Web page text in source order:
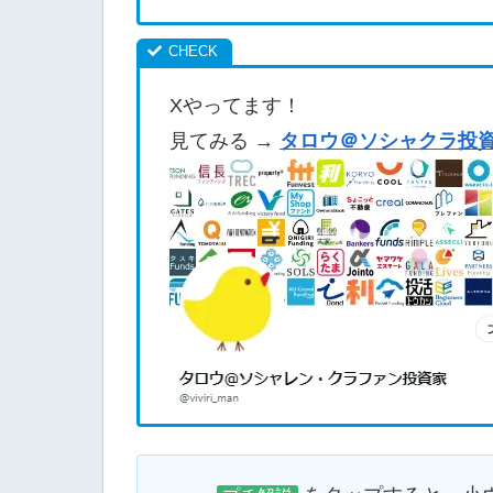
Xやってます！
見てみる → タロウ＠ソシャクラ投